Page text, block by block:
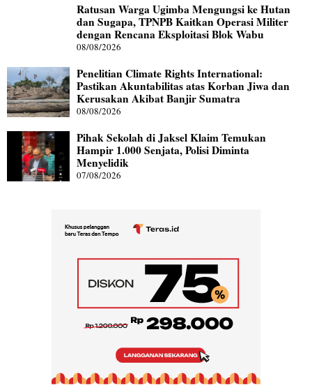
Ratusan Warga Ugimba Mengungsi ke Hutan
dan Sugapa, TPNPB Kaitkan Operasi Militer
dengan Rencana Eksploitasi Blok Wabu
08/08/2026
Penelitian Climate Rights International:
Pastikan Akuntabilitas atas Korban Jiwa dan
Kerusakan Akibat Banjir Sumatra
08/08/2026
Pihak Sekolah di Jaksel Klaim Temukan
Hampir 1.000 Senjata, Polisi Diminta
Menyelidik
07/08/2026